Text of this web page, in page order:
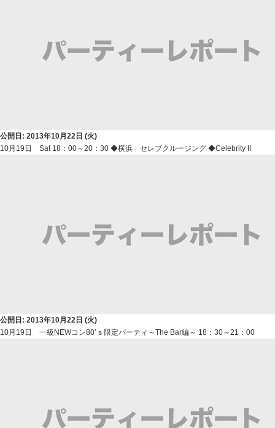
公開日: 2013年10月22日 (火)
10月19日 Sat 18：00～20：30 ◆横浜 セレブクルージング ◆Celebrity II
公開日: 2013年10月22日 (火)
10月19日 一級NEWコン80’ｓ限定パーティ～The Bar編～ 18：30～21：00